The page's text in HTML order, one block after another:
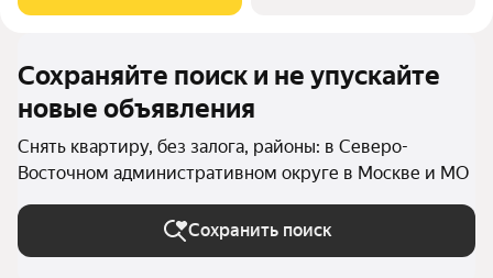
Сохраняйте поиск и не упускайте
новые объявления
Снять квартиру, без залога, районы: в Северо-
Восточном административном округе в Москве и МО
Сохранить поиск